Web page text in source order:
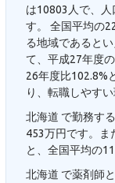
は10803人で、
す。 全国平均の
る地域であると
て、平成27年度
26年度比102.8%
り、転職しやす
北海道 で勤務す
453万円です。ま
と、全国平均の
北海道 で薬剤師